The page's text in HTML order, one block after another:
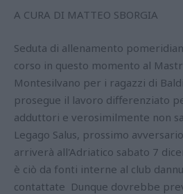
A CURA DI MATTEO SBORGIA
Seduta di allenamento
corso in questo momento al
Montesilvano per i ragazzi di
prosegue il lavoro differenziato
adduttori e verosimilmente non
Legago Salus, prossimo
arriverà all'Adriatico sabato 7
è ciò da fonti interne al club
contattate Dunque dovrebbe